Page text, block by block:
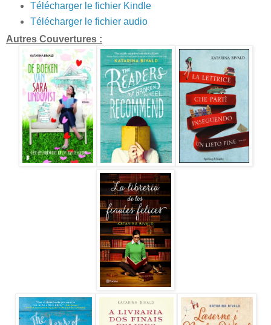
Télécharger le fichier Kindle
Télécharger le fichier audio
Autres Couvertures :